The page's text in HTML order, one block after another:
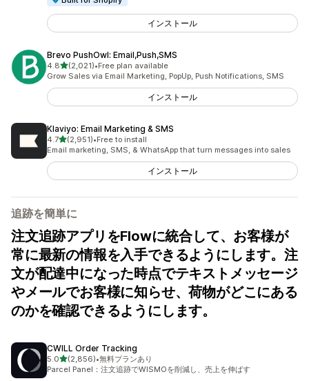
インストール
Brevo PushOwl: Email,Push,SMS
4.85つ星中
(2,021)
合計レビュー数：2021件
•Free plan available
Grow Sales via Email Marketing, PopUp, Push Notifications, SMS
インストール
Klaviyo: Email Marketing & SMS
4.75つ星中
(2,951)
合計レビュー数：2951件
•Free to install
Email marketing, SMS, & WhatsApp that turn messages into sales
インストール
追跡を簡単に
注文追跡アプリをFlowに統合して、お客様が
常に最新の情報を入手できるようにします。注
文が配達中になった時点でテキストメッセージ
やメールでお客様に知らせ、荷物がどこにある
のかを確認できるようにします。
CWILL Order Tracking
5.05つ星中
(2,856)
合計レビュー数：2856件
•無料プランあり
Parcel Panel：注文追跡でWISMOを削減し、売上を伸ばす